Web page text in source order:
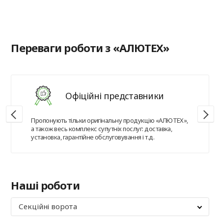
Переваги роботи з «АЛЮТЕХ»
Офіційні представники
Пропонують тільки оригінальну продукцію «АЛЮТЕХ»,
а також весь комплекс супутніх послуг: доставка,
установка, гарантійне обслуговування і т.д.
Наші роботи
Секційні ворота